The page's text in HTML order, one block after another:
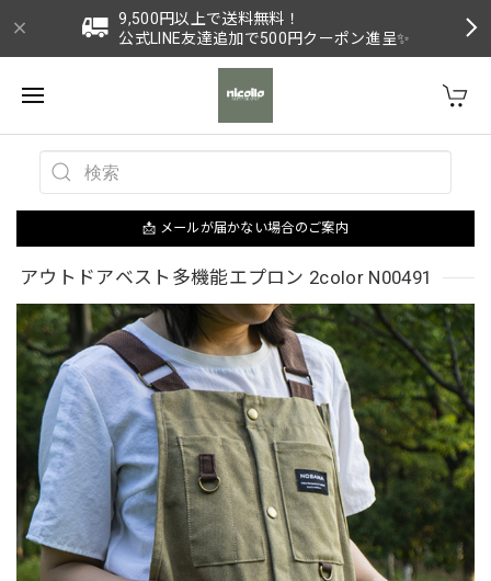
9,500円以上で送料無料！
公式LINE友達追加で500円クーポン進呈✨
📩 メールが届かない場合のご案内
アウトドアベスト多機能エプロン 2color N00491